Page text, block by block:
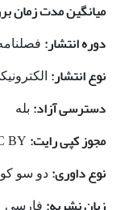
میانگین مدت زمان
دوره انتشار:
نوع انتشار:
دسترسی آزاد: بله
مجوز کپی رایت:
نوع داوری: دو سو
فارسی